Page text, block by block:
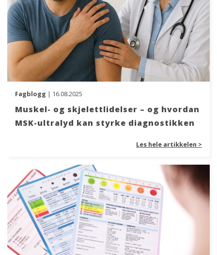
Fagblogg | 16.08.2025
Muskel- og skjelettlidelser – og hvordan
MSK-ultralyd kan styrke diagnostikken
Les hele artikkelen >